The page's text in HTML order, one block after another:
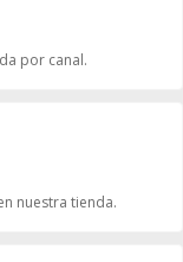
por canal.
nuestra tienda.